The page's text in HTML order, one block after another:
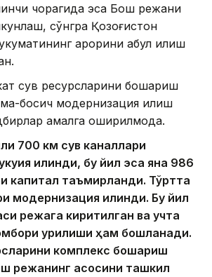
чорагида эса Бош режани
сўнгра Қозоғистон
қарорини қабул қилиш
сув ресурсларини бошқариш
босқич модернизация қилиш
амалга оширилмоқда.
700 км сув каналлари
қилинди, бу йил эса яна 986
капитал таъмирланди. Тўртта
модернизация қилинди. Бу йил
режага киритилган ва учта
қурилиши ҳам бошланади.
комплекс бошқариш
режанинг асосини ташкил